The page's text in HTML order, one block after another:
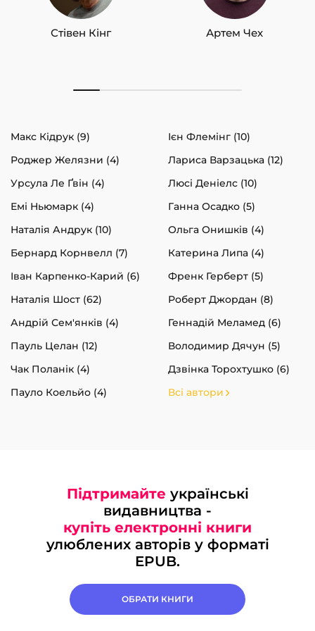
Стівен Кінг Артем Чех
Макс Кідрук (9)
Ієн Флемінг (10)
Роджер Желязни (4)
Лариса Варзацька (12)
Урсула Ле Ґвін (4)
Люсі Деніелс (10)
Емі Ньюмарк (4)
Ганна Осадко (5)
Наталія Андрук (10)
Ольга Онишків (4)
Бернард Корнвелл (7)
Катерина Липа (4)
Іван Карпенко-Карий (6)
Френк Герберт (5)
Наталія Шост (62)
Роберт Джордан (8)
Андрій Сем'янків (4)
Геннадій Меламед (6)
Пауль Целан (12)
Володимир Дячун (5)
Чак Поланік (4)
Дзвінка Торохтушко (6)
Пауло Коельйо (4)
Всі автори
Підтримайте українські
видавництва -
купіть електронні книги
улюблених авторів у форматі
EPUB.
ОБРАТИ КНИГИ